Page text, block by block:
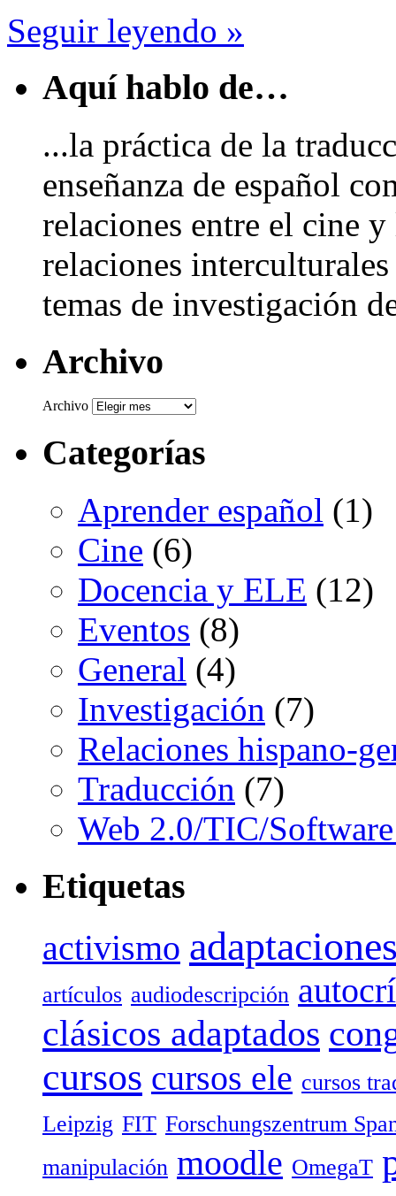
Seguir leyendo »
Aquí hablo de…
...la práctica de la
enseñanza de español
relaciones entre el cine
relaciones
temas de investigación
Archivo
Archivo
Categorías
Aprender español (1)
Cine (6)
Docencia y ELE (12)
Eventos (8)
General (4)
Investigación (7)
Relaciones hispano-
Traducción (7)
Web 2.0/TIC/
Etiquetas
activismo
artículos audiodescripción
clásicos adaptados
cursos cursos ele cursos
Leipzig FIT Forschungszentrum
manipulación moodle OmegaT